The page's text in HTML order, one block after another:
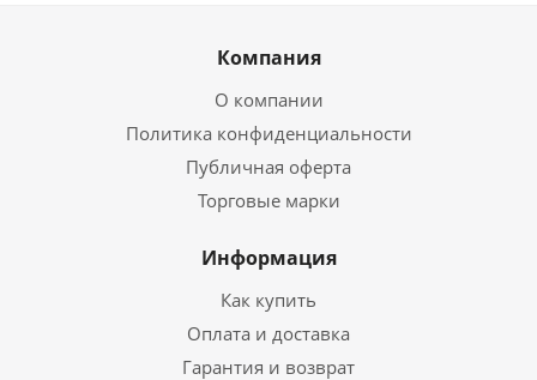
Компания
О компании
Политика конфиденциальности
Публичная оферта
Торговые марки
Информация
Как купить
Оплата и доставка
Гарантия и возврат